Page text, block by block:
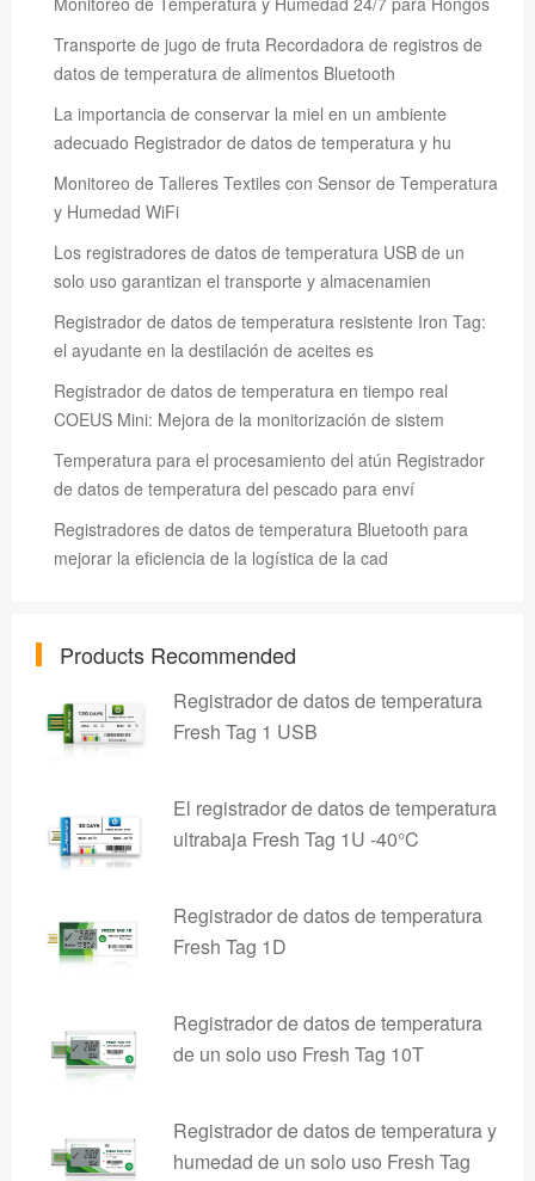
Transporte de jugo de fruta Recordadora de registros de
datos de temperatura de alimentos Bluetooth
La importancia de conservar la miel en un ambiente
adecuado Registrador de datos de temperatura y hu
Monitoreo de Talleres Textiles con Sensor de Temperatura
y Humedad WiFi
Los registradores de datos de temperatura USB de un
solo uso garantizan el transporte y almacenamien
Registrador de datos de temperatura resistente Iron Tag:
el ayudante en la destilación de aceites es
Registrador de datos de temperatura en tiempo real
COEUS Mini: Mejora de la monitorización de sistem
Temperatura para el procesamiento del atún Registrador
de datos de temperatura del pescado para enví
Registradores de datos de temperatura Bluetooth para
mejorar la eficiencia de la logística de la cad
Products Recommended
Registrador de datos de temperatura
Fresh Tag 1 USB
El registrador de datos de temperatura
ultrabaja Fresh Tag 1U -40°C
Registrador de datos de temperatura
Fresh Tag 1D
Registrador de datos de temperatura
de un solo uso Fresh Tag 10T
Registrador de datos de temperatura y
humedad de un solo uso Fresh Tag